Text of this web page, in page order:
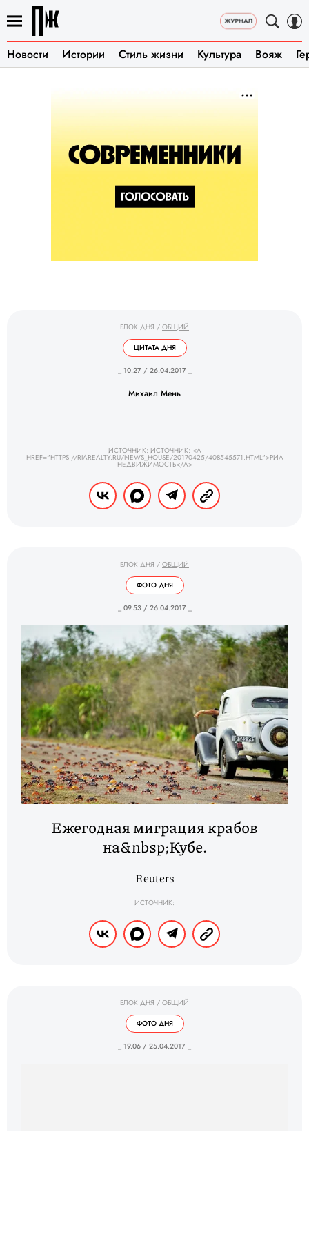
Новости Истории Стиль жизни Культура Вояж
БЛОК ДНЯ / ОБЩИЙ
ЦИТАТА ДНЯ
_ 10.27 / 26.04.2017 _
Михаил Мень
ИСТОЧНИК: ИСТОЧНИК: <A
HREF="HTTPS://RIAREALTY.RU/NEWS_HOUSE/20170425/408545571.HTML">РИА
НЕДВИЖИМОСТЬ</A>
БЛОК ДНЯ / ОБЩИЙ
ФОТО ДНЯ
_ 09.53 / 26.04.2017 _
Ежегодная миграция крабов
на&nbsp;Кубе.
Reuters
ИСТОЧНИК:
БЛОК ДНЯ / ОБЩИЙ
ФОТО ДНЯ
_ 19.06 / 25.04.2017 _